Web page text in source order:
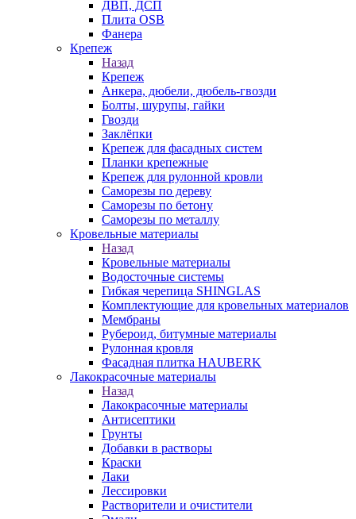
ДВП, ДСП
Плита OSB
Фанера
Крепеж
Назад
Крепеж
Анкера, дюбели, дюбель-гвозди
Болты, шурупы, гайки
Гвозди
Заклёпки
Крепеж для фасадных систем
Планки крепежные
Крепеж для рулонной кровли
Саморезы по дереву
Саморезы по бетону
Саморезы по металлу
Кровельные материалы
Назад
Кровельные материалы
Водосточные системы
Гибкая черепица SHINGLAS
Комплектующие для кровельных материалов
Мембраны
Рубероид, битумные материалы
Рулонная кровля
Фасадная плитка HAUBERK
Лакокрасочные материалы
Назад
Лакокрасочные материалы
Антисептики
Грунты
Добавки в растворы
Краски
Лаки
Лессировки
Растворители и очистители